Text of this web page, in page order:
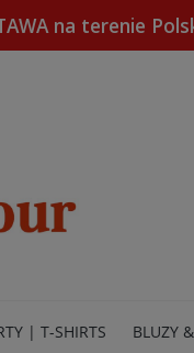
na terenie
| T-SHIRTS BLUZY